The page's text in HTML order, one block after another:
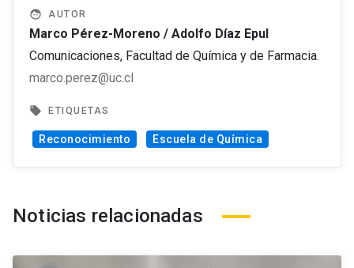
face AUTOR
Marco Pérez-Moreno / Adolfo Díaz Epul
Comunicaciones, Facultad de Química y de Farmacia.
marco.perez@uc.cl
local_offer ETIQUETAS
Reconocimiento Escuela de Química
Noticias relacionadas